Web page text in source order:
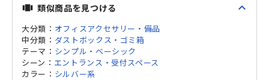
view_carousel 類似商品を見つける expand_less
大分類： オフィスアクセサリー・備品
中分類： ダストボックス・ゴミ箱
テーマ： シンプル・ベーシック
シーン： エントランス・受付スペース
カラー： シルバー系